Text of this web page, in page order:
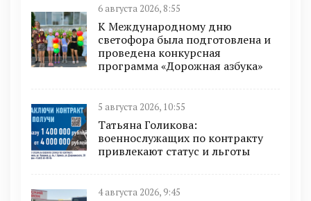
6 августа 2026, 8:55
К Международному дню
светофора была подготовлена и
проведена конкурсная
программа «Дорожная азбука»
5 августа 2026, 10:55
Татьяна Голикова:
военнослужащих по контракту
привлекают статус и льготы
4 августа 2026, 9:45